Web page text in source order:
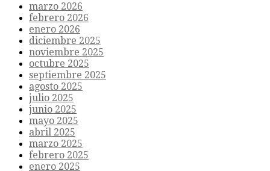
marzo 2026
febrero 2026
enero 2026
diciembre 2025
noviembre 2025
octubre 2025
septiembre 2025
agosto 2025
julio 2025
junio 2025
mayo 2025
abril 2025
marzo 2025
febrero 2025
enero 2025